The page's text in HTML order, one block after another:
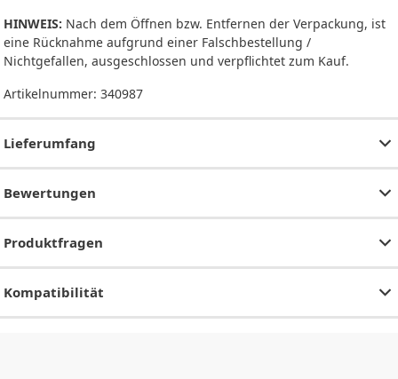
HINWEIS: Nach dem Öffnen bzw. Entfernen der Verpackung, ist
eine Rücknahme aufgrund einer Falschbestellung /
Nichtgefallen, ausgeschlossen und verpflichtet zum Kauf.
Artikelnummer: 340987
Lieferumfang
Bewertungen
Produktfragen
Kompatibilität